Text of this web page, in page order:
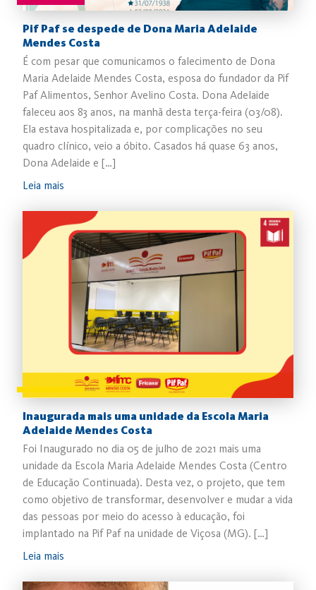
Pif Paf se despede de Dona Maria Adelaide
Mendes Costa
É com pesar que comunicamos o falecimento de Dona
Maria Adelaide Mendes Costa, esposa do fundador da Pif
Paf Alimentos, Senhor Avelino Costa. Dona Adelaide
faleceu aos 83 anos, na manhã desta terça-feira (03/08).
Ela estava hospitalizada e, por complicações no seu
quadro clínico, veio a óbito. Casados há quase 63 anos,
Dona Adelaide e […]
Leia mais
Inaugurada mais uma unidade da Escola Maria
Adelaide Mendes Costa
Foi Inaugurado no dia 05 de julho de 2021 mais uma
unidade da Escola Maria Adelaide Mendes Costa (Centro
de Educação Continuada). Desta vez, o projeto, que tem
como objetivo de transformar, desenvolver e mudar a vida
das pessoas por meio do acesso à educação, foi
implantado na Pif Paf na unidade de Viçosa (MG). […]
Leia mais